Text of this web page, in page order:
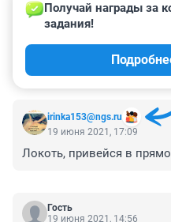
Гость
Согласна полностью
irinka153@ngs.ru
Получай награды за
задания!
19 июня 2021, 17:09
Локоть, привейся в
Гость
19 июня 2021, 14:56